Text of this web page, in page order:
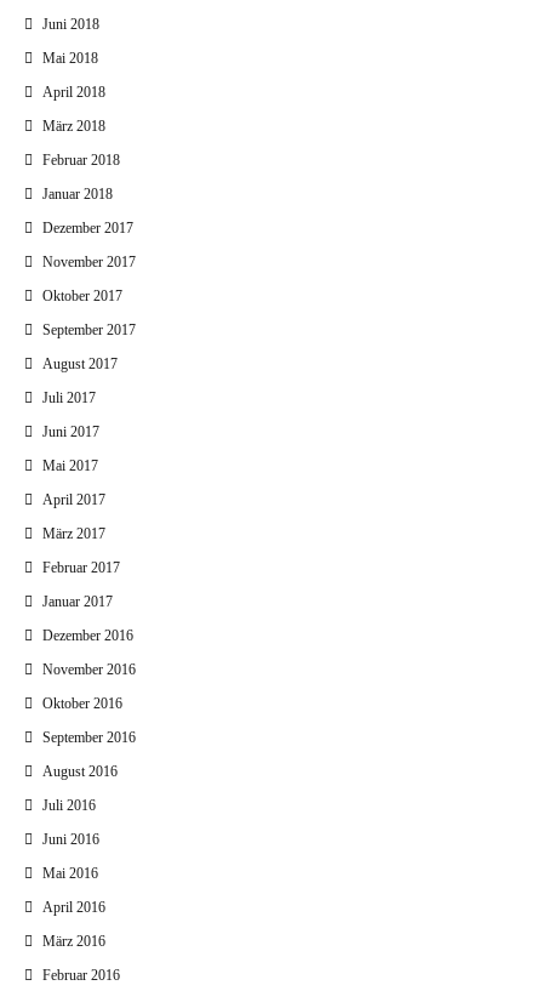
Juni 2018
Mai 2018
April 2018
März 2018
Februar 2018
Januar 2018
Dezember 2017
November 2017
Oktober 2017
September 2017
August 2017
Juli 2017
Juni 2017
Mai 2017
April 2017
März 2017
Februar 2017
Januar 2017
Dezember 2016
November 2016
Oktober 2016
September 2016
August 2016
Juli 2016
Juni 2016
Mai 2016
April 2016
März 2016
Februar 2016